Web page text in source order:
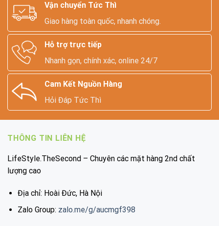
Vận chuyển Tức Thì
Giao hàng toàn quốc, nhanh chóng.
Hỗ trợ trực tiếp
Nhanh gọn, chính xác, online 24/7
Cam Kết Nguồn Hàng
Hỏi Đáp Tức Thì
THÔNG TIN LIÊN HỆ
LifeStyle.TheSecond – Chuyên các mặt hàng 2nd chất
lượng cao
Địa chỉ: Hoài Đức, Hà Nội
Zalo Group: zalo.me/g/aucmgf398